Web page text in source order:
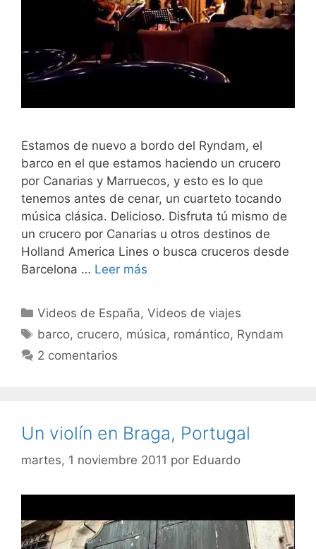
Estamos de nuevo a bordo del Ryndam, el
barco en el que estamos haciendo un crucero
por Canarias y Marruecos, y esto es lo que
tenemos antes de cenar, un cuarteto tocando
música clásica. Delicioso. Disfruta tú mismo de
un crucero por Canarias u otros destinos de
Holland America Lines o busca cruceros desde
Barcelona … Leer más
Categorías
Videos de España,Videos de viajes
Etiquetas
barco, crucero, música, romántico, Ryndam
2 comentarios
Un violín en Braga, Portugal
martes, 1 noviembre 2011 por Eduardo